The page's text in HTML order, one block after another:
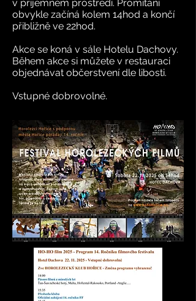
v příjemném prostředí. Promítání
obvykle začíná kolem 14hod a končí
přibližně ve 22hod.
Akce se koná v sále Hotelu Dachovy.
Během akce si můžete v restauraci
objednávat občerstvení dle libosti.
Vstupné dobrovolné.